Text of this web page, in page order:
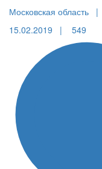
Московская область |
15.02.2019 |
549